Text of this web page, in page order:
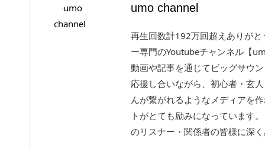
umo channel
再生回数計192万回超えありが
ー専門のYoutubeチャンネル【
動画や記事を通じてビッグサウ
応援し合いながら、初心者・玄
んが繋がれるようなメディアを
トがとても励みになっています
のリスナー・関係者の皆様に深